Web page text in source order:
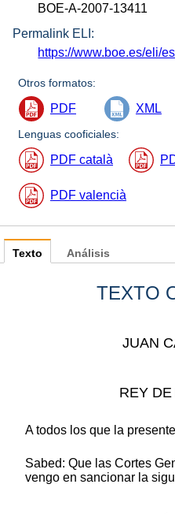
BOE-A-2007-13411
Permalink ELI:
https://www.boe.es/eli/
Otros formatos:
PDF XML
Lenguas cooficiales:
PDF català
PDF valencià
Texto
TEXTO
JUAN
REY
A todos los que la
Sabed: Que las Cortes
vengo en sancionar la
Análisis